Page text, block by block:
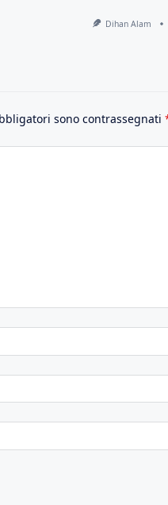
Dihan Alam
sono contrassegnati